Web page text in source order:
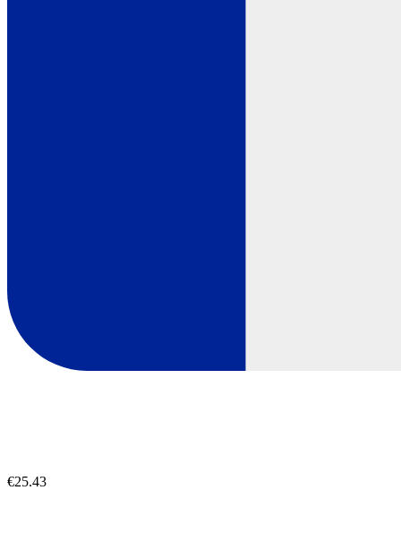
€25.43